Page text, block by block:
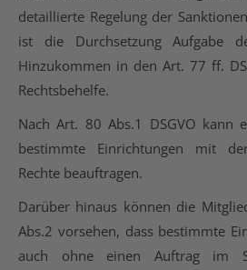
detaillierte Regelung der
ist die Durchsetzung Aufgabe
Hinzukommen in den Art. 77 ff.
Rechtsbehelfe.
Nach Art. 80 Abs.1 DSGVO kann
bestimmte Einrichtungen mit
Rechte beauftragen.
Darüber hinaus können die
Abs.2 vorsehen, dass bestimmte
auch ohne einen Auftrag im